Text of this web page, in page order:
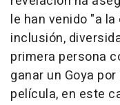
le han venido "a
inclusión,
primera persona
ganar un Goya
película, en este